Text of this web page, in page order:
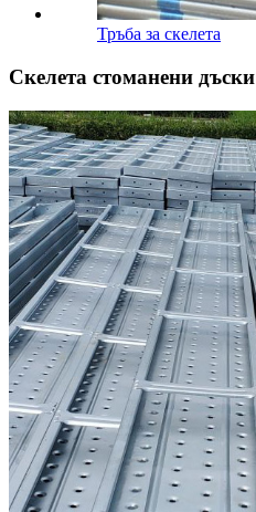
Тръба за скелета
Скелета стоманени дъски